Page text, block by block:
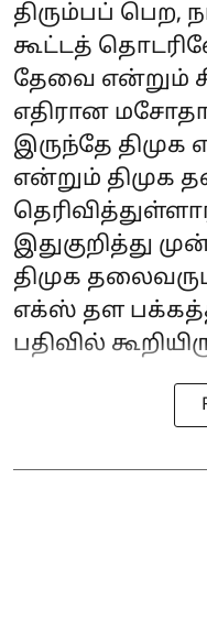
திரும்பப் பெற,
கூட்டத்
தேவை என்றும்
எதிரான
இருந்தே திமுக
என்றும் திமுக
இதுகுறித்து
திமுக
எக்ஸ் தள
பதிவில்